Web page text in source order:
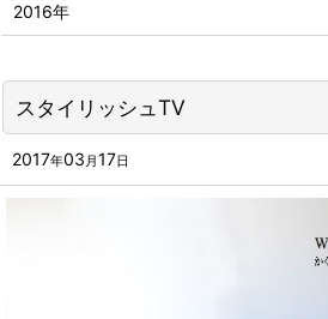
スタイリッシュTV
2017年03 月17日
2016年